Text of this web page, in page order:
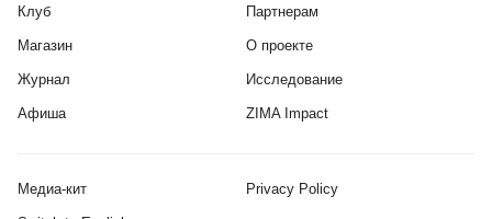
Клуб
Магазин
Журнал
Афиша
Партнерам
О проекте
Исследование
ZIMA Impact
Медиа-кит Privacy Policy